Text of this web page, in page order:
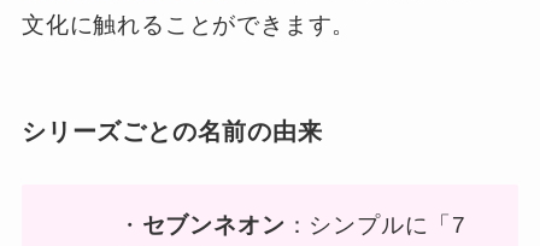
文化に触れることができます。
シリーズごとの名前の由来
・ セブンネオン ：シンプルに「7